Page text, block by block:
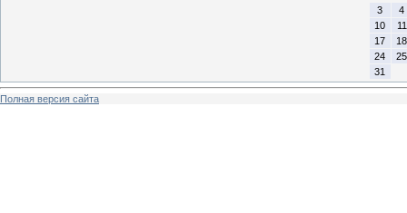
3
4
10
11
17
18
24
25
31
Полная версия сайта